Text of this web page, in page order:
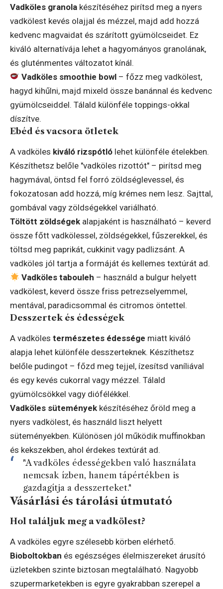
Vadköles granola készítéséhez pirítsd meg a nyers
vadkölest kevés olajjal és mézzel, majd add hozzá
kedvenc magvaidat és szárított gyümölcseidet. Ez
kiváló alternatívája lehet a hagyományos granolának,
és gluténmentes változatot kínál.
Vadköles smoothie bowl – főzz meg vadkölest,
hagyd kihűlni, majd mixeld össze banánnal és kedvenc
gyümölcseiddel. Tálald különféle toppings-okkal
díszítve.
Ebéd és vacsora ötletek
A vadköles kiváló rizspótló lehet különféle ételekben.
Készíthetsz belőle "vadköles rizottót" – pirítsd meg
hagymával, öntsd fel forró zöldséglevessel, és
fokozatosan add hozzá, míg krémes nem lesz. Sajttal,
gombával vagy zöldségekkel variálható.
Töltött zöldségek alapjaként is használható – keverd
össze főtt vadkölessel, zöldségekkel, fűszerekkel, és
töltsd meg paprikát, cukkinit vagy padlizsánt. A
vadköles jól tartja a formáját és kellemes textúrát ad.
Vadköles tabouleh – használd a bulgur helyett
vadkölest, keverd össze friss petrezselyemmel,
mentával, paradicsommal és citromos öntettel.
Desszertek és édességek
A vadköles természetes édessége miatt kiváló
alapja lehet különféle desszerteknek. Készíthetsz
belőle pudingot – főzd meg tejjel, ízesítsd vaníliával
és egy kevés cukorral vagy mézzel. Tálald
gyümölcsökkel vagy diófélékkel.
Vadköles sütemények készítéséhez őröld meg a
nyers vadkölest, és használd liszt helyett
süteményekben. Különösen jól működik muffinokban
és kekszekben, ahol érdekes textúrát ad.
"A vadköles édességekben való használata
nemcsak ízben, hanem tápértékben is
gazdagítja a desszerteket."
Vásárlási és tárolási útmutató
Hol találjuk meg a vadkölest?
A vadköles egyre szélesebb körben elérhető.
Bioboltokban és egészséges élelmiszereket árusító
üzletekben szinte biztosan megtalálható. Nagyobb
szupermarketekben is egyre gyakrabban szerepel a